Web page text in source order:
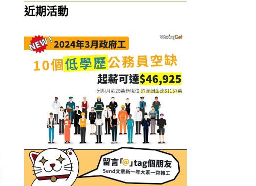
近期活動